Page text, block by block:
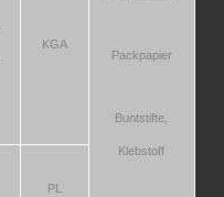
KGA
Packpapier
Buntstifte,
Klebstoff
PL